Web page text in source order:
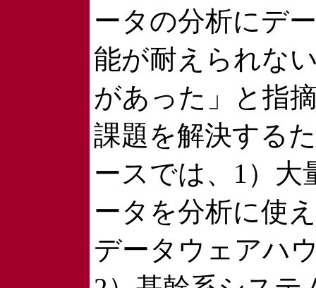
ータの分析にデ
能が耐えられな
があった」と指
課題を解決する
ースでは、1）大
ータを分析に使
データウェアハ